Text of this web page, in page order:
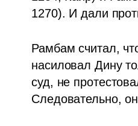
1270). И дали
Рамбам считал,
насиловал Дину
суд, не
Следовательно,